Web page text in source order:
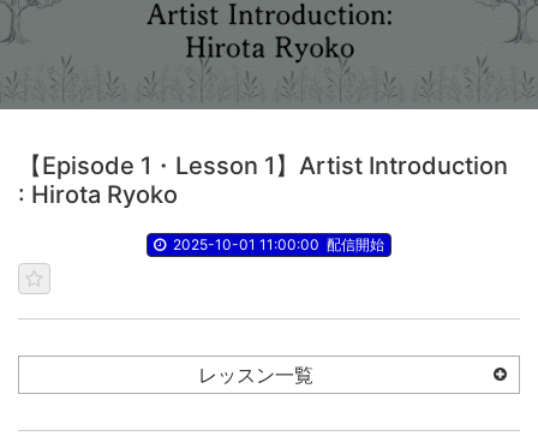
【Episode 1・Lesson 1】Artist Introduction
: Hirota Ryoko
2025-10-01 11:00:00 配信開始
レッスン一覧